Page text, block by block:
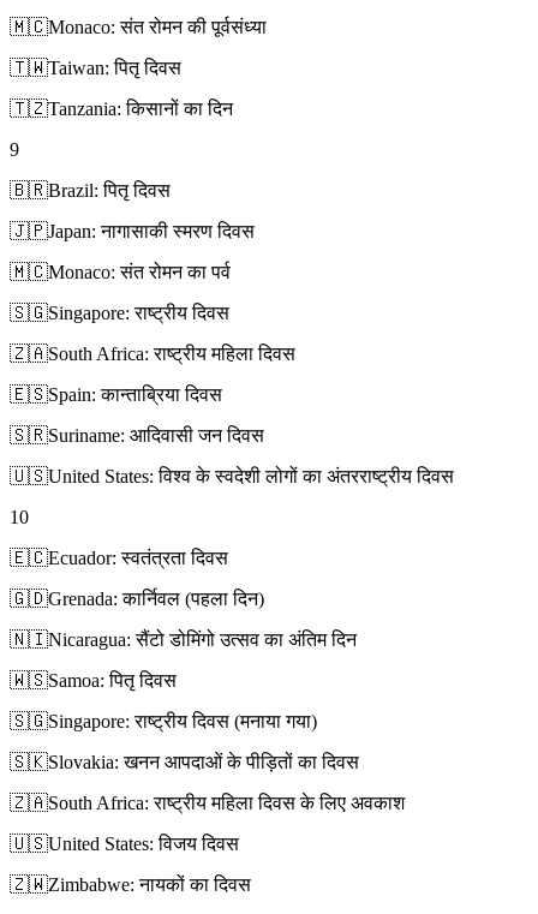
🇲🇨Monaco: संत रोमन की पूर्वसंध्या
🇹🇼Taiwan: पितृ दिवस
🇹🇿Tanzania: किसानों का दिन
9
🇧🇷Brazil: पितृ दिवस
🇯🇵Japan: नागासाकी स्मरण दिवस
🇲🇨Monaco: संत रोमन का पर्व
🇸🇬Singapore: राष्ट्रीय दिवस
🇿🇦South Africa: राष्ट्रीय महिला दिवस
🇪🇸Spain: कान्ताब्रिया दिवस
🇸🇷Suriname: आदिवासी जन दिवस
🇺🇸United States: विश्व के स्वदेशी लोगों का अंतरराष्ट्रीय दिवस
10
🇪🇨Ecuador: स्वतंत्रता दिवस
🇬🇩Grenada: कार्निवल (पहला दिन)
🇳🇮Nicaragua: सैंटो डोमिंगो उत्सव का अंतिम दिन
🇼🇸Samoa: पितृ दिवस
🇸🇬Singapore: राष्ट्रीय दिवस (मनाया गया)
🇸🇰Slovakia: खनन आपदाओं के पीड़ितों का दिवस
🇿🇦South Africa: राष्ट्रीय महिला दिवस के लिए अवकाश
🇺🇸United States: विजय दिवस
🇿🇼Zimbabwe: नायकों का दिवस